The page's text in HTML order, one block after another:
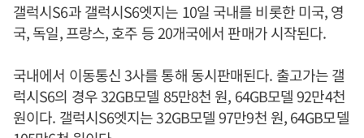
갤럭시S6과 갤럭시S6엣지는 10일 국내를 비롯한 미국, 영
국, 독일, 프랑스, 호주 등 20개국에서 판매가 시작된다.
국내에서 이동통신 3사를 통해 동시판매된다. 출고가는 갤
럭시S6의 경우 32GB모델 85만8천 원, 64GB모델 92만4천
원이다. 갤럭시S6엣지는 32GB모델 97만9천 원, 64GB모델